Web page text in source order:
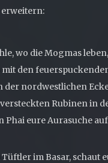
wo die Mogmas
den
der nordwestlichen
Rubinen in
Phai eure Aurasuche
Tüftler im Basar, schaut